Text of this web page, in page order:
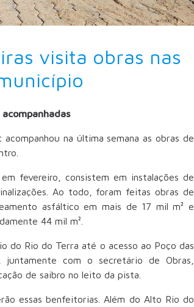
visita obras nas
na última semana as obras de
fevereiro, consistem em instalações de
Ao todo, foram feitas obras de
asfáltico em mais de 17 mil m² e
44 mil m².
do Rio do Terra até o acesso ao Poço das
com o secretário de Obras,
de saibro no leito da pista.
essas benfeitorias. Além do Alto Rio do